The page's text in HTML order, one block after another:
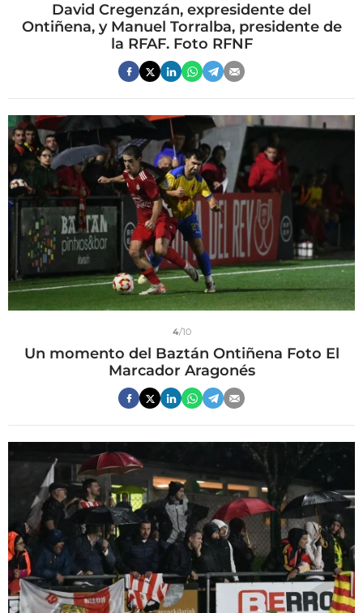
David Cregenzán, expresidente del
Ontiñena, y Manuel Torralba, presidente de
la RFAF. Foto RFNF
4/10
Un momento del Baztán Ontiñena Foto El
Marcador Aragonés